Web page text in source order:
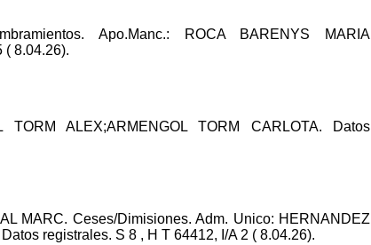
Apo.Manc.: ROCA BARENYS MARIA
( 8.04.26).
TORM ALEX;ARMENGOL TORM CARLOTA. Datos
MARC. Ceses/Dimisiones. Adm. Unico: HERNANDEZ
registrales. S 8 , H T 64412, I/A 2 ( 8.04.26).